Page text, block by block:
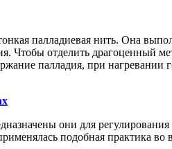
палладиевая нить. Она
Чтобы отделить драгоценный
палладия, при нагревании
они для
подобная практика